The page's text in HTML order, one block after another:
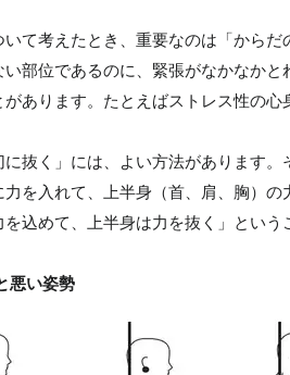
いて考えたとき、重要なのは「から
部位であるのに、緊張がなかなか
あります。たとえばストレス性の心
に抜く」には、よい方法があります
力を入れて、上半身（首、肩、胸）
込めて、上半身は力を抜く」という
悪い姿勢